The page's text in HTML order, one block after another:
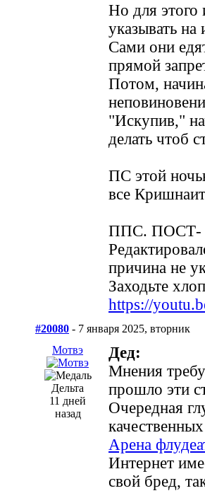
Но для
указывать
Сами они
прямой
Потом,
"Искупив,"
делать чтоб
ПС этой
все
ППС. ПОСТ-
причина не
Заходьте
https://
#20080 - 7 января 2025, вторник
Мотвэ
Дельта
11 дней
назад
Дед:
Мнения
прошло эти
Очередная
Арена
Интернет
свой бред,